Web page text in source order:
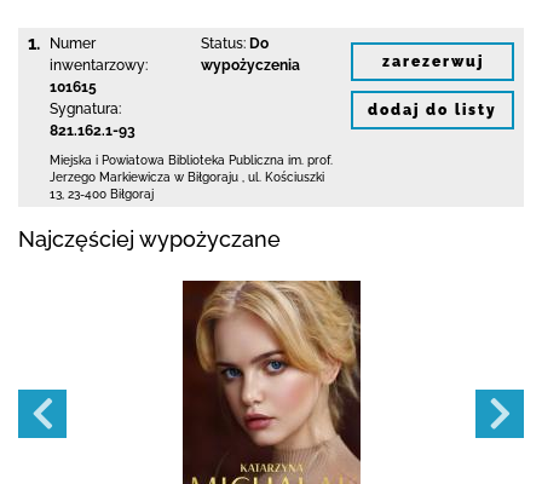
1.
Numer
inwentarzowy:
101615
Sygnatura:
821.162.1-93
Status: Do
wypożyczenia
Miejska i Powiatowa Biblioteka Publiczna im. prof.
Jerzego Markiewicza w Biłgoraju
ul. Kościuszki
13 23-400 Biłgoraj
zarezerwuj
dodaj do listy
Najczęściej wypożyczane